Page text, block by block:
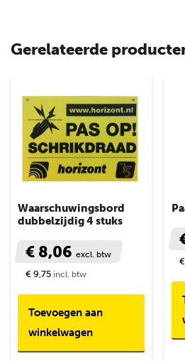
Gerelateerde
Waarschuwingsbord
dubbelzijdig 4 stuks
€ 8,06 excl. btw
€ 9,75 incl. btw
Toevoegen aan
winkelwagen